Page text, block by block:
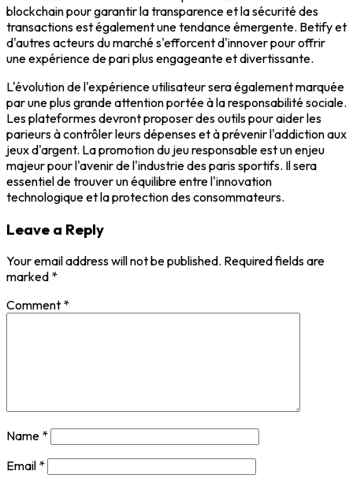
blockchainpour garantir la transparence et la sécurité des
transactions est également une tendance émergente. Betify et
d'autres acteurs du marché s'efforcent d'innover pour offrir
une expérience de pari plus engageante et divertissante.
L'évolution de l'expérience utilisateur sera également marquée
par une plus grande attention portée à la responsabilité sociale.
Les plateformes devront proposer des outils pour aider les
parieurs à contrôler leurs dépenses et à prévenir l'addiction aux
jeux d'argent. La promotion du jeu responsable est un enjeu
majeur pour l'avenir de l'industrie des paris sportifs. Il sera
essentiel de trouver un équilibre entre l'innovation
technologique et la protection des consommateurs.
Leave a Reply
Your email address will not be published. Required fields are
marked *
Comment *
Name *
Email *